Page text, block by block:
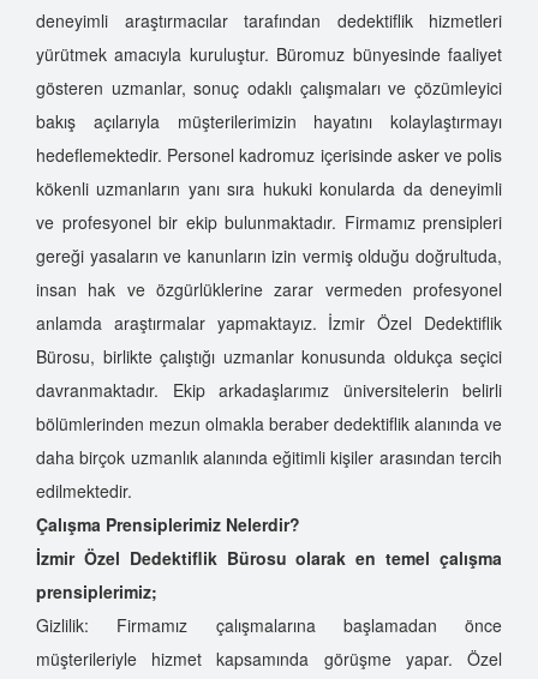
deneyimli araştırmacılar tarafından dedektiflik hizmetleri
yürütmek amacıyla kuruluştur. Büromuz bünyesinde faaliyet
gösteren uzmanlar, sonuç odaklı çalışmaları ve çözümleyici
bakış açılarıyla müşterilerimizin hayatını kolaylaştırmayı
hedeflemektedir. Personel kadromuz içerisinde asker ve polis
kökenli uzmanların yanı sıra hukuki konularda da deneyimli
ve profesyonel bir ekip bulunmaktadır. Firmamız prensipleri
gereği yasaların ve kanunların izin vermiş olduğu doğrultuda,
insan hak ve özgürlüklerine zarar vermeden profesyonel
anlamda araştırmalar yapmaktayız. İzmir Özel Dedektiflik
Bürosu, birlikte çalıştığı uzmanlar konusunda oldukça seçici
davranmaktadır. Ekip arkadaşlarımız üniversitelerin belirli
bölümlerinden mezun olmakla beraber dedektiflik alanında ve
daha birçok uzmanlık alanında eğitimli kişiler arasından tercih
edilmektedir.
Çalışma Prensiplerimiz Nelerdir?
İzmir Özel Dedektiflik Bürosu olarak en temel çalışma
prensiplerimiz;
Gizlilik: Firmamız çalışmalarına başlamadan önce
müşterileriyle hizmet kapsamında görüşme yapar. Özel